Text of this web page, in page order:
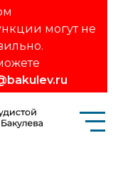
могут не